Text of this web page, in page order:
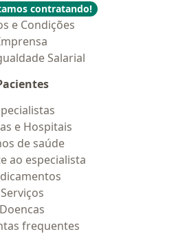
contratando!
e Condições
Salarial
e Hospitais
de saúde
ao especialista
Serviços
Doencas
frequentes